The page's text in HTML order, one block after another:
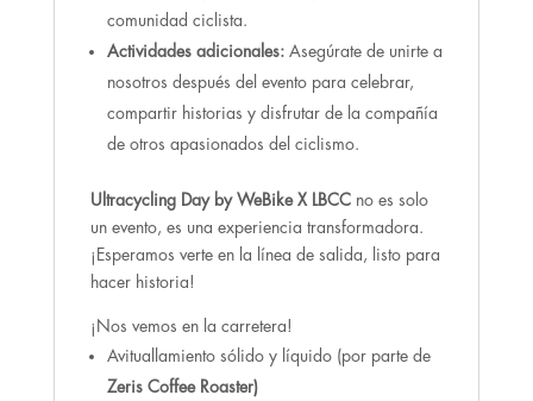
comunidad ciclista.
Actividades adicionales:Asegúrate de unirte a
nosotros después del evento para celebrar,
compartir historias y disfrutar de la compañía
de otros apasionados del ciclismo.
Ultracycling Day by WeBike X LBCCno es solo
un evento, es una experiencia transformadora.
¡Esperamos verte en la línea de salida, listo para
hacer historia!
¡Nos vemos en la carretera!
Avituallamiento sólido y líquido (por parte de
Zeris Coffee Roaster)